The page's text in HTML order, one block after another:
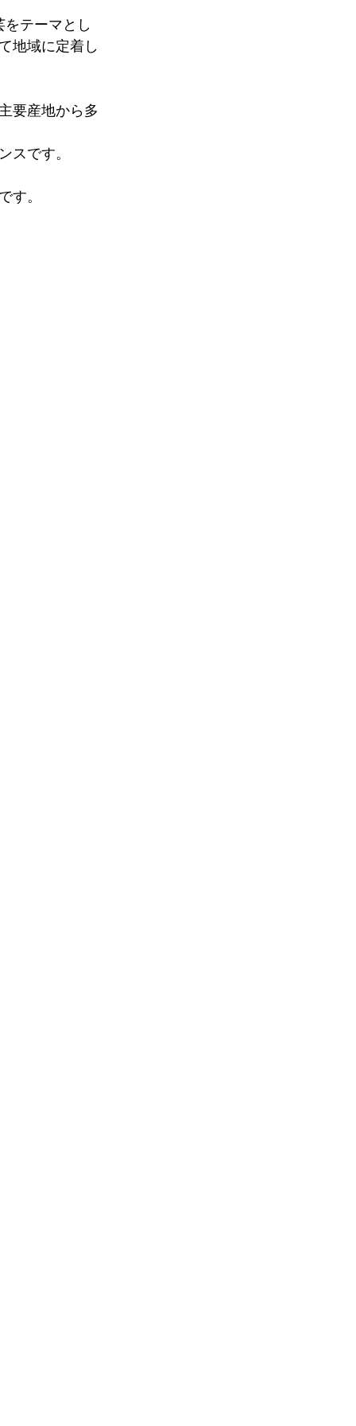
をテーマとし
地域に定着し
要産地から多
スです。
す。